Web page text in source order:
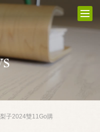
梨子2024雙11Go購